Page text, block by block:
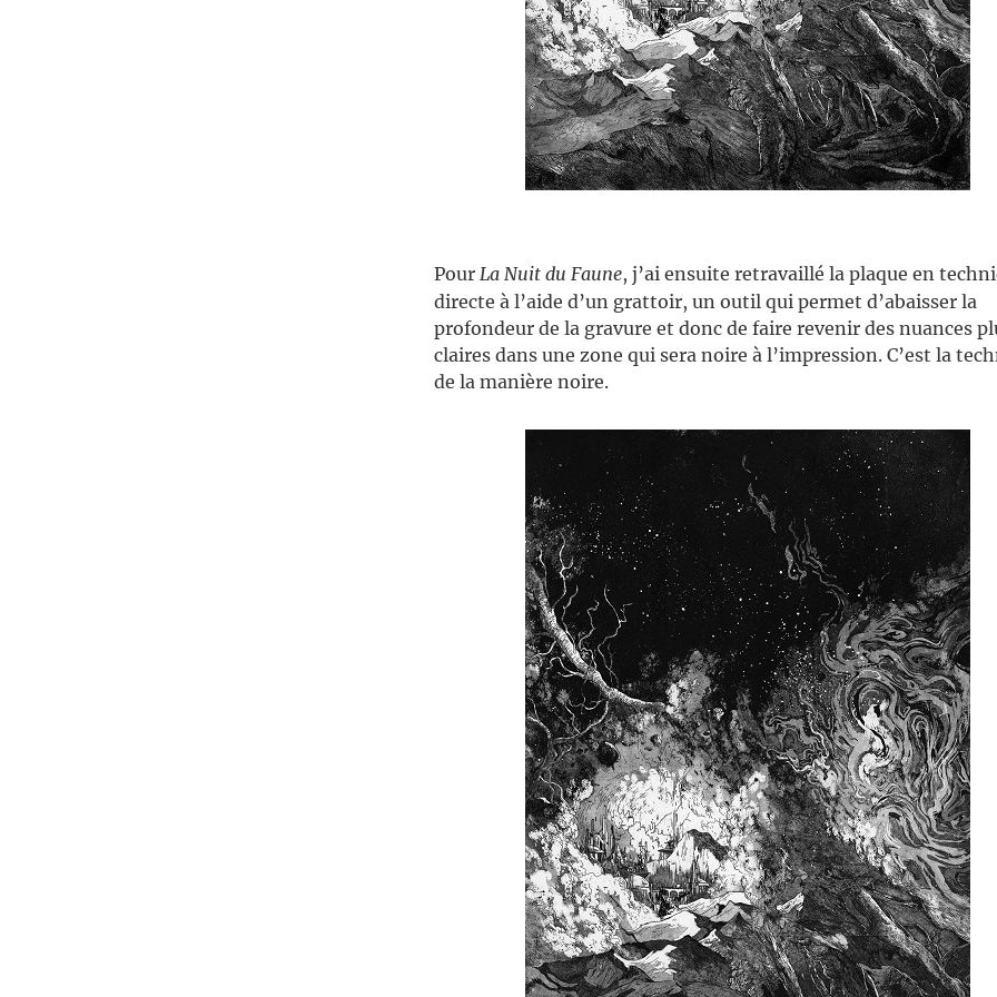
Pour La Nuit du Faune, j’ai ensuite retravaillé la plaque en
directe à l’aide d’un grattoir, un outil qui permet d’abaisser la
profondeur de la gravure et donc de faire revenir des nuances
claires dans une zone qui sera noire à l’impression. C’est la
de la manière noire.